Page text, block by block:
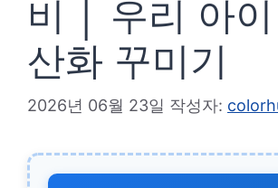
비 │ 우리 아
산화 꾸미기
2026년 06월 23일 작성자: